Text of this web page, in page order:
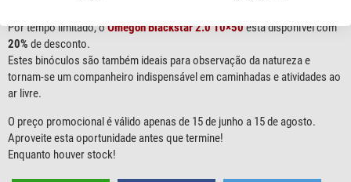
Por tempo limitado, oOmegon Blackstar 2.0 10×50está disponível com
20% de desconto.
Estes binóculos são também ideais para observação da natureza e
tornam-se um companheiro indispensável em caminhadas e atividades ao
ar livre.
O preço promocional é válido apenas de 15 de junho a 15 de agosto.
Aproveite esta oportunidade antes que termine!
Enquanto houver stock!